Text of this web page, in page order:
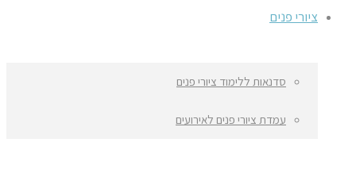
ציורי פנים
סדנאות ללימוד ציורי פנים
עמדת ציורי פנים לאירועים